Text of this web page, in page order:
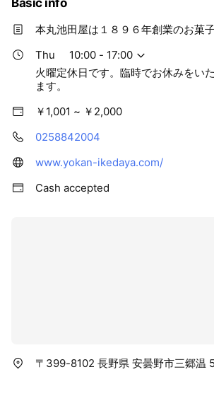
な口解けは、一般的なチョ
Basic info
本丸池田屋は１８９６年創業のお菓
Thu
10:00 - 17:00
火曜定休日です。臨時でお休みをい
ます。
￥1,001 ~ ￥2,000
0258842004
www.yokan-ikedaya.com/
Cash accepted
〒399-8102 長野県 安曇野市三郷温